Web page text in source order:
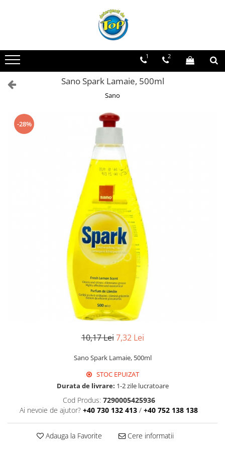
Ingrijire Casa
Detergenti Rufe
Detergenti Pudra
Detergenti Curatenie Casa
Produse Pentru Bucatarie
Detergenti Curatenie Casa
Detergent Geamuri
Detergenti De Haine
Detergent Pentru Pete
Semana Balsam Rufe
Produse Pentru Baie
Odorizant Vas WC
1 2
Sano Spark Lamaie, 500ml
Sano
-28%
10,17 Lei 7,32 Lei
Sano Spark Lamaie, 500ml
STOC EPUIZAT
Durata de livrare: 1-2 zile lucratoare
Cod Produs: 7290005425936
Ai nevoie de ajutor? +40 730 132 413 / +40 752 138 138
Adauga la Favorite Cere informatii